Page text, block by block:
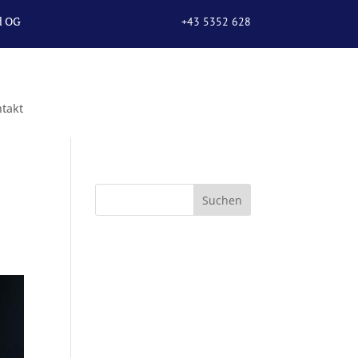
OG +43 5352 628